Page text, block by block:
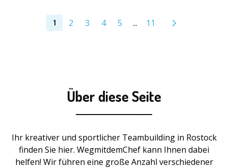
1 2 3 4 5 ... 11
Über diese Seite
Ihr kreativer und sportlicher Teambuilding in Rostock
finden Sie hier. WegmitdemChef kann Ihnen dabei
helfen! Wir führen eine große Anzahl verschiedener